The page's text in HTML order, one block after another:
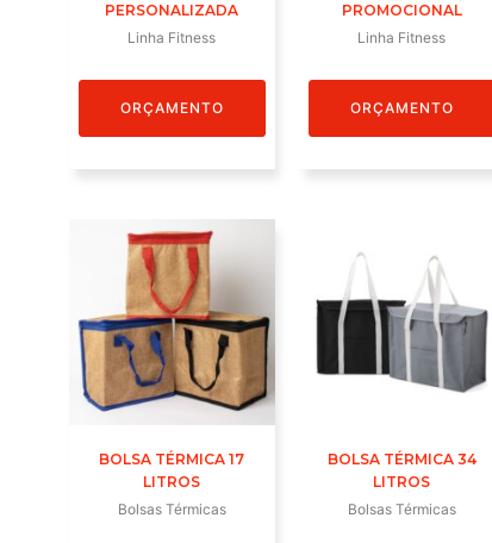
PERSONALIZADA
Linha Fitness
ORÇAMENTO
PROMOCIONAL
Linha Fitness
ORÇAMENTO
BOLSA TÉRMICA 17
LITROS
Bolsas Térmicas
BOLSA TÉRMICA 34
LITROS
Bolsas Térmicas